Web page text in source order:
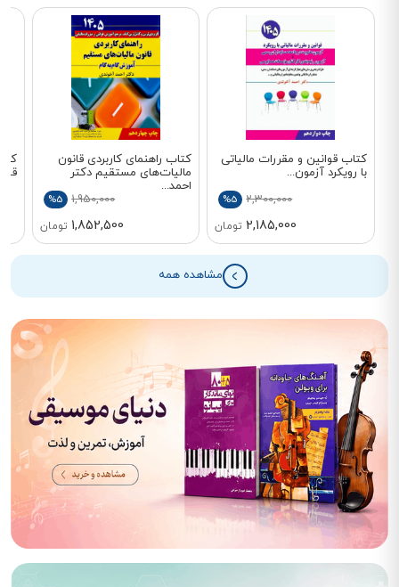
کتاب قوانین و مقررات مالیاتی
با رویکرد آزمون...
2,300,000
%5
2,185,000 تومان
کتاب راهنمای کاربردی قانون
مالیات‌های مستقیم دکتر
احمد...
1,950,000
%5
1,852,500 تومان
مشاهده همه